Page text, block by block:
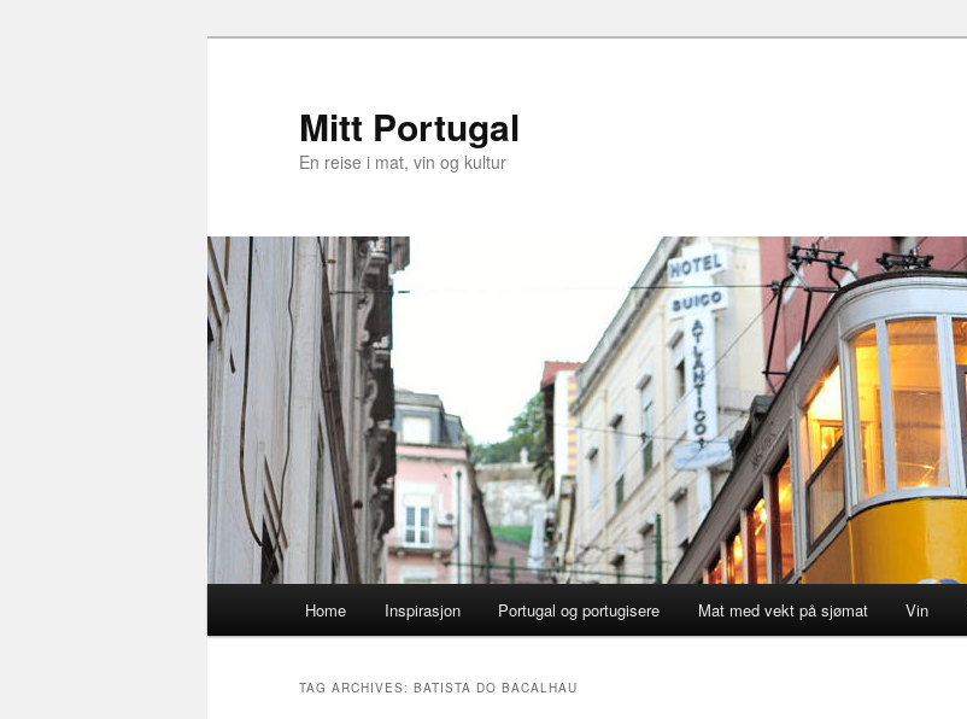
Mitt Portugal
En reise i mat, vin og kultur
Home Inspirasjon Portugal og portugisere Mat med vekt på sjømat Vin
TAG ARCHIVES: BATISTA DO BACALHAU